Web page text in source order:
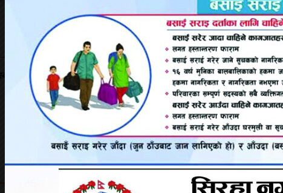
२०७९ मंसिर १०, शनिबार १५:१८
सम्बन्धित समाचार